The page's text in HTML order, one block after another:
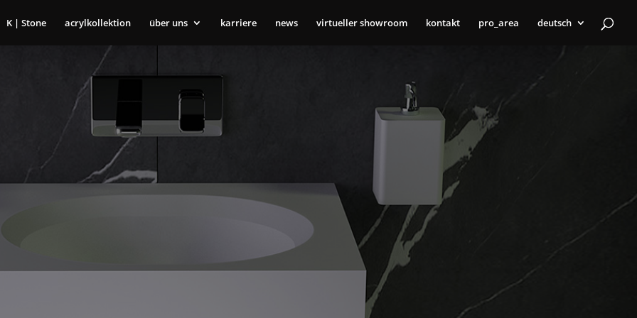
K | Stone acrylkollektion über uns karriere news virtueller showroom kontakt pro_area deutsch